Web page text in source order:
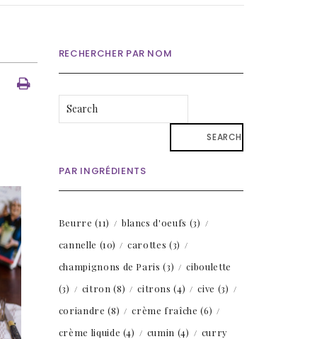
RECHERCHER PAR NOM
SEARCH
PAR INGRÉDIENTS
Beurre (11) blancs d'oeufs (3)
cannelle (10) carottes (3)
champignons de Paris (3)
ciboulette
(3)
citron (8) citrons (4) cive (3)
coriandre (8) crème fraîche (6)
crème liquide (4) cumin (4)
curry